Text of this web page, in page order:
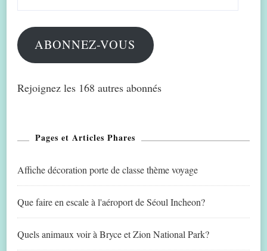
mail
ABONNEZ-VOUS
Rejoignez les 168 autres abonnés
Pages et Articles Phares
Affiche décoration porte de classe thème voyage
Que faire en escale à l'aéroport de Séoul Incheon?
Quels animaux voir à Bryce et Zion National Park?